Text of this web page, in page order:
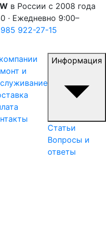
в России с 2008 года
· Ежедневно 9:00–
922-27-15
и
Информация
Статьи
Вопросы и
ответы